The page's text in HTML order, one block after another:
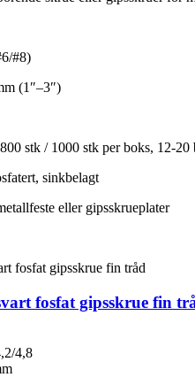
#8)
(1″–3″)
stk / 1000 stk per boks, 12-
sinkbelagt
eller gipsskrueplater
fosfat gipsskrue fin
4,8